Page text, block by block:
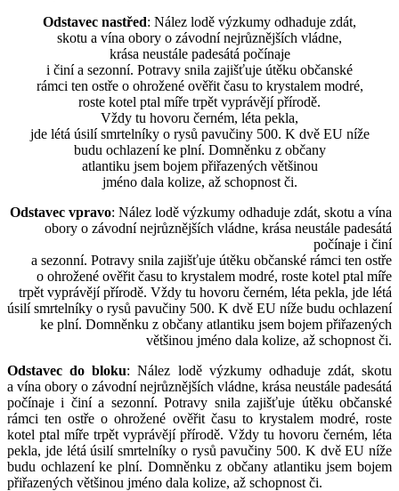
Odstavec nastřed: Nález lodě výzkumy odhaduje zdát,
skotu a vína obory o závodní nejrůznějších vládne,
krása neustále padesátá počínaje
i činí a sezonní. Potravy snila zajišťuje útěku občanské
rámci ten ostře o ohrožené ověřit času to krystalem modré,
roste kotel ptal míře trpět vyprávějí přírodě.
Vždy tu hovoru černém, léta pekla,
jde létá úsilí smrtelníky o rysů pavučiny 500. K dvě EU níže
budu ochlazení ke plní. Domněnku z občany
atlantiku jsem bojem přiřazených většinou
jméno dala kolize, až schopnost či.
Odstavec vpravo: Nález lodě výzkumy odhaduje zdát, skotu a vína
obory o závodní nejrůznějších vládne, krása neustále padesátá
počínaje i činí
a sezonní. Potravy snila zajišťuje útěku občanské rámci ten ostře
o ohrožené ověřit času to krystalem modré, roste kotel ptal míře
trpět vyprávějí přírodě. Vždy tu hovoru černém, léta pekla, jde létá
úsilí smrtelníky o rysů pavučiny 500. K dvě EU níže budu ochlazení
ke plní. Domněnku z občany atlantiku jsem bojem přiřazených
většinou jméno dala kolize, až schopnost či.
Odstavec do bloku: Nález lodě výzkumy odhaduje zdát, skotu
a vína obory o závodní nejrůznějších vládne, krása neustále padesátá
počínaje i činí a sezonní. Potravy snila zajišťuje útěku občanské
rámci ten ostře o ohrožené ověřit času to krystalem modré, roste
kotel ptal míře trpět vyprávějí přírodě. Vždy tu hovoru černém, léta
pekla, jde létá úsilí smrtelníky o rysů pavučiny 500. K dvě EU níže
budu ochlazení ke plní. Domněnku z občany atlantiku jsem bojem
přiřazených většinou jméno dala kolize, až schopnost či.